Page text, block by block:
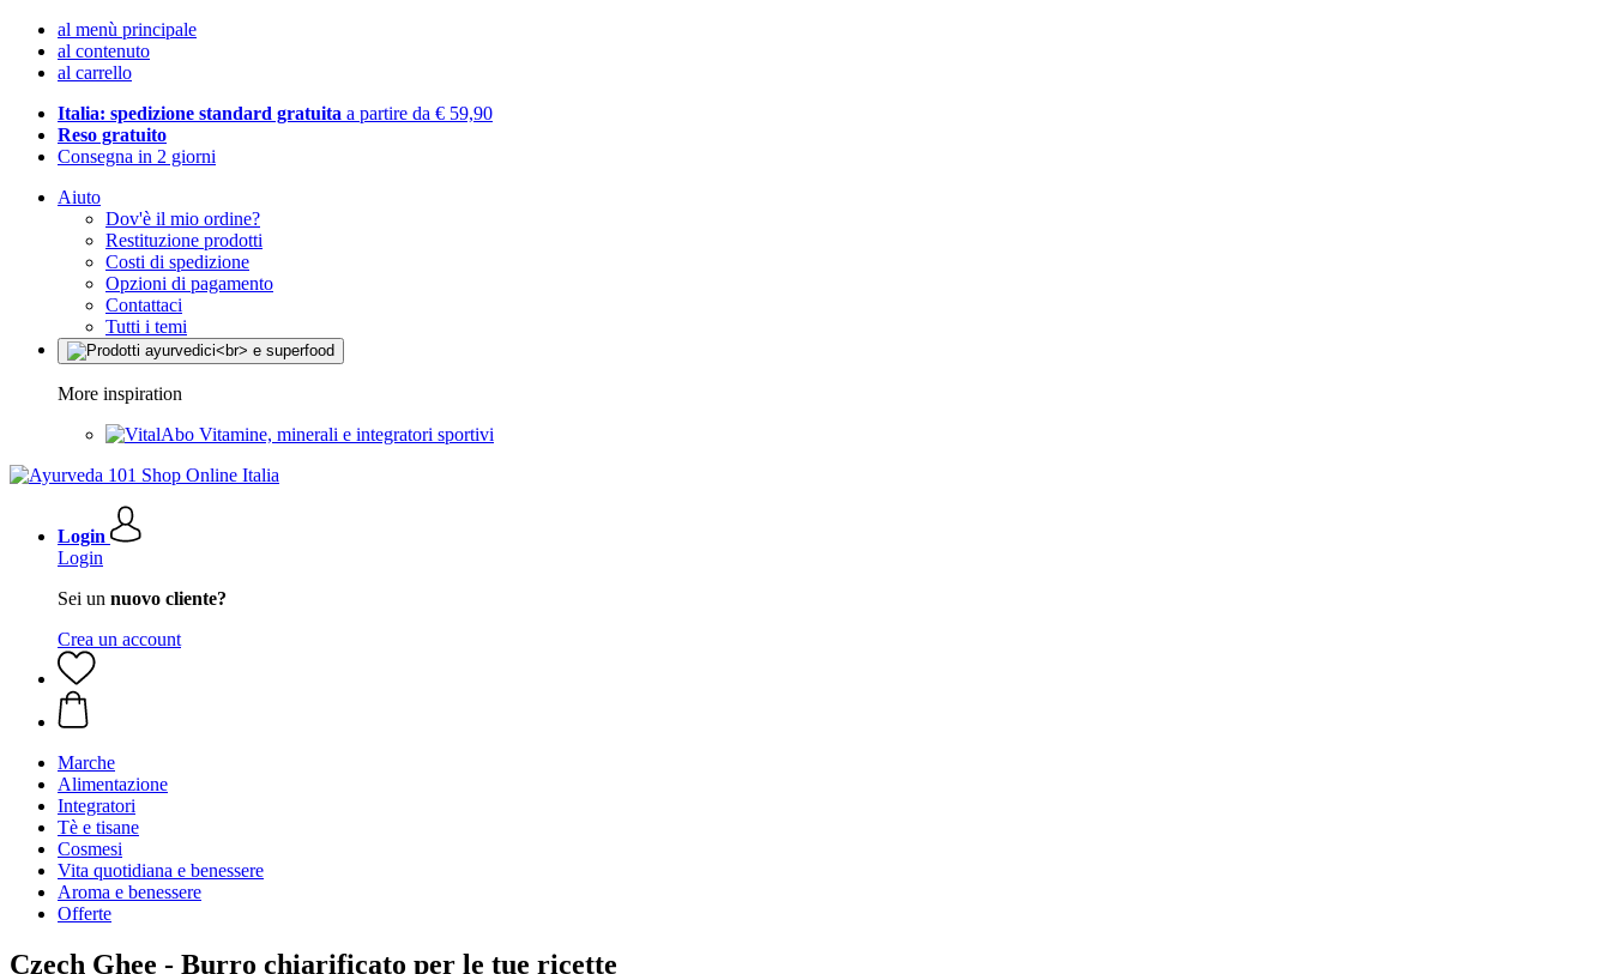
al menù principale
al contenuto
al carrello
Italia: spedizione standard gratuita a partire da € 59,90
Reso gratuito
Consegna in 2 giorni
Aiuto
Dov'è il mio ordine?
Restituzione prodotti
Costi di spedizione
Opzioni di pagamento
Contattaci
Tutti i temi
More inspiration
Vitamine, minerali e integratori sportivi
Login
Login
Sei un nuovo cliente?
Crea un account
Marche
Alimentazione
Integratori
Tè e tisane
Cosmesi
Vita quotidiana e benessere
Aroma e benessere
Offerte
Czech Ghee - Burro chiarificato per le tue ricette